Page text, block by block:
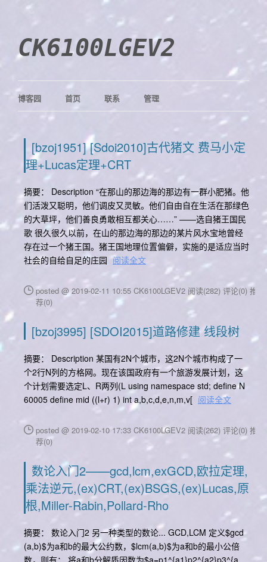
CK6100LGEV2
博客园 首页 联系 管理
[bzoj1951] [Sdoi2010]古代猪文 费马小定
理+Lucas定理+CRT
摘要： Description “在那山的那边海的那边有一群小肥猪。他
们活泼又聪明，他们调皮又灵敏。他们自由自在生活在那绿色
的大草坪，他们善良勇敢相互都关心……” ——选自猪王国民
歌 很久很久以前，在山的那边海的那边的某片风水宝地曾经
存在过一个猪王国。猪王国地理位置偏僻，实施的是适应当时
社会的自给自足的庄园 阅读全文
posted @ 2019-02-11 10:55 CK6100LGEV2 阅读(282) 评论(0) 推
荐(0)
[bzoj3995] [SDOI2015]道路修建 线段树
摘要： Description 某国有2N个城市，这2N个城市构成了一
个2行N列的方格网。现在该国政府有一个旅游发展计划，这
个计划需要选定L、R两列(L using namespace std; define N
60005 define mid ((l+r) 1) int a,b,c,d,e,n,m,v[ 阅读全文
posted @ 2019-02-10 17:33 CK6100LGEV2 阅读(262) 评论(0) 推
荐(0)
数论入门2——gcd,lcm,exGCD,欧拉定理,
乘法逆元,(ex)CRT,(ex)BSGS,(ex)Lucas,原
根,Miller-Rabin,Pollard-Rho
摘要： 数论入门2 另一种类型的数论... GCD,LCM 定义$gcd
(a,b)$为a和b的最大公约数，$lcm(a,b)$为a和b的最小公倍
数，则有： 将a和b分解质因数为$a=p1^{a1}p2^{a2}p3^{a